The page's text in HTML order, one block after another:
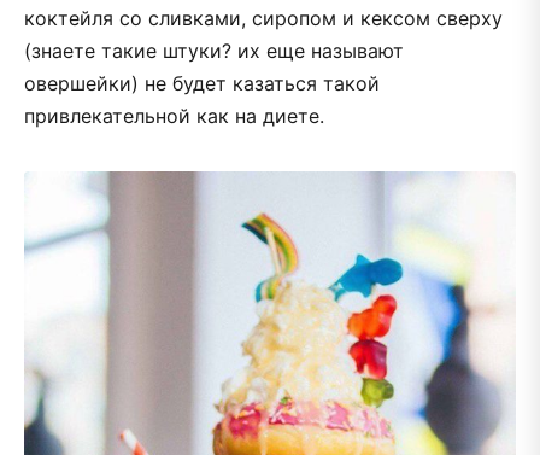
коктейля со сливками, сиропом и кексом сверху
(знаете такие штуки? их еще называют
овершейки) не будет казаться такой
привлекательной как на диете.